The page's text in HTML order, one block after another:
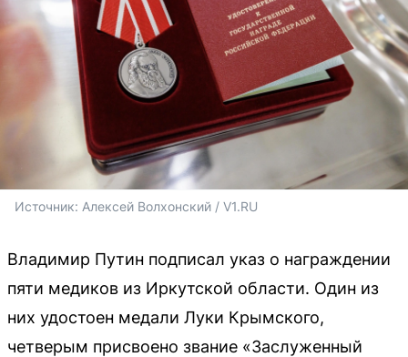
Источник: Алексей Волхонский / V1.RU
Владимир Путин подписал указ о награждении
пяти медиков из Иркутской области. Один из
них удостоен медали Луки Крымского,
четверым присвоено звание «Заслуженный